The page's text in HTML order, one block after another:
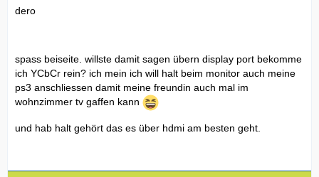
dero
spass beiseite. willste damit sagen übern display port bekomme
ich YCbCr rein? ich mein ich will halt beim monitor auch meine
ps3 anschliessen damit meine freundin auch mal im
wohnzimmer tv gaffen kann
und hab halt gehört das es über hdmi am besten geht.